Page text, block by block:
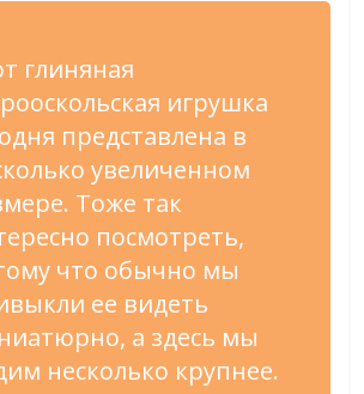
глиняная
игрушка
представлена в
увеличенном
Тоже так
посмотреть,
что обычно мы
ее видеть
а здесь мы
несколько крупнее.